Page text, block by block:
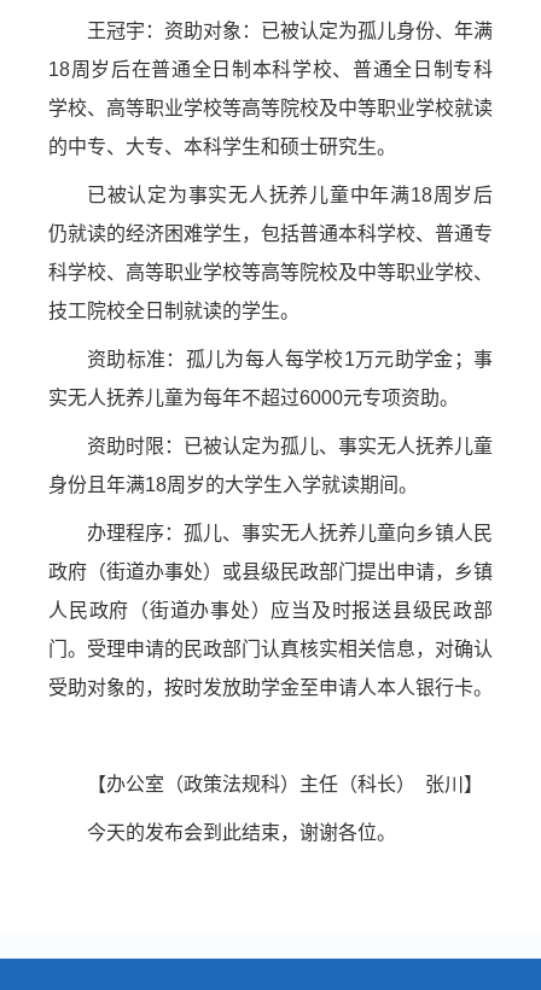
王冠宇：资助对象：已被认定为孤儿身份、年满
18周岁后在普通全日制本科学校、普通全日制专科
学校、高等职业学校等高等院校及中等职业学校就读
的中专、大专、本科学生和硕士研究生。
已被认定为事实无人抚养儿童中年满18周岁后
仍就读的经济困难学生，包括普通本科学校、普通专
科学校、高等职业学校等高等院校及中等职业学校、
技工院校全日制就读的学生。
资助标准：孤儿为每人每学校1万元助学金；事
实无人抚养儿童为每年不超过6000元专项资助。
资助时限：已被认定为孤儿、事实无人抚养儿童
身份且年满18周岁的大学生入学就读期间。
办理程序：孤儿、事实无人抚养儿童向乡镇人民
政府（街道办事处）或县级民政部门提出申请，乡镇
人民政府（街道办事处）应当及时报送县级民政部
门。受理申请的民政部门认真核实相关信息，对确认
受助对象的，按时发放助学金至申请人本人银行卡。
【办公室（政策法规科）主任（科长） 张川】
今天的发布会到此结束，谢谢各位。